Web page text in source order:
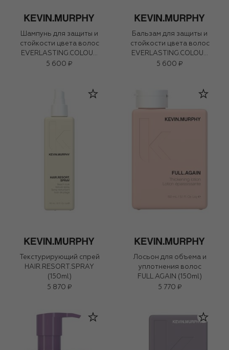
Шампунь для защиты и
стойкости цвета волос
EVERLASTING.COLOUR
WASH (250ml)
5 600 ₽
Бальзам для защиты и
стойкости цвета волос
EVERLASTING.COLOUR
RINSE (250ml)
5 600 ₽
Текстурирующий спрей
HAIR.RESORT.SPRAY
(150ml)
5 870 ₽
Лосьон для объема и
уплотнения волос
FULL.AGAIN (150ml)
5 770 ₽